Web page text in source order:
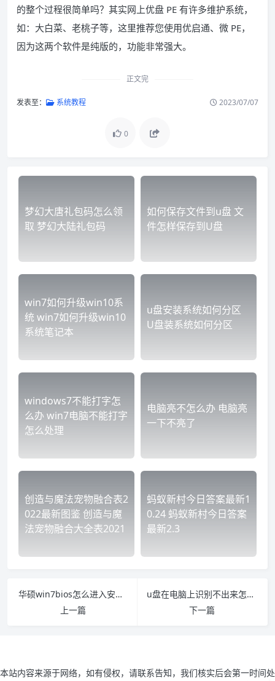
的整个过程很简单吗？其实网上优盘 PE 有许多维护系统，
如：大白菜、老桃子等，这里推荐您使用优启通、微 PE，
因为这两个软件是纯版的，功能非常强大。
正文完
发表至： 系统教程 2023/07/07
0
梦幻大唐礼包码怎么领
取 梦幻大陆礼包码
如何保存文件到u盘 文
件怎样保存到U盘
win7如何升级win10系
统 win7如何升级win10
系统笔记本
u盘安装系统如何分区
U盘装系统如何分区
windows7不能打字怎
么办 win7电脑不能打字
怎么处理
电脑亮不怎么办 电脑亮
一下不亮了
创造与魔法宠物融合表2
022最新图鉴 创造与魔
法宠物融合大全表2021
蚂蚁新村今日答案最新1
0.24 蚂蚁新村今日答案
最新2.3
华硕win7bios怎么进入安全模式 华硕win8进入安全模式
上一篇
u盘在电脑上识别不出来怎么办 u盘电脑上识别不出来该怎么办
下一篇
本站内容来源于网络，如有侵权，请联系告知，我们核实后会第一时间处